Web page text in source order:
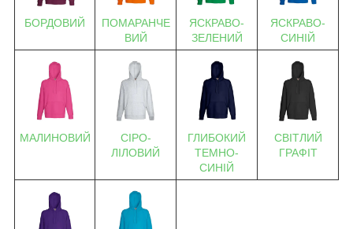
БОРДОВИЙ
ПОМАРАНЧЕ
ВИЙ
ЯСКРАВО-
ЗЕЛЕНИЙ
ЯСКРАВО-
СИНІЙ
МАЛИНОВИЙ
СІРО-
ЛІЛОВИЙ
ГЛИБОКИЙ
ТЕМНО-
СИНІЙ
СВІТЛИЙ
ГРАФІТ